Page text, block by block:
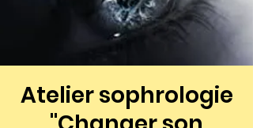
Atelier sophrologie